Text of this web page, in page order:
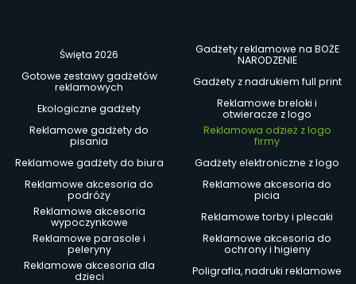
Święta 2026
Gadżety reklamowe na BOŻE
NARODZENIE
Gotowe zestawy gadżetów
reklamowych
Gadżety z nadrukiem full print
Ekologiczne gadżety
Reklamowe breloki i
otwieracze z logo
Reklamowe gadżety do
pisania
Reklamowa odzież z logo
firmy
Reklamowe gadżety do biura
Gadżety elektroniczne z logo
Reklamowe akcesoria do
podróży
Reklamowe akcesoria do
picia
Reklamowe akcesoria
wypoczynkowe
Reklamowe torby i plecaki
Reklamowe parasole i
peleryny
Reklamowe akcesoria do
ochrony i higieny
Reklamowe akcesoria dla
dzieci
Poligrafia, nadruki reklamowe